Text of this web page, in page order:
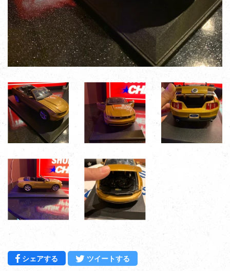
シェアする Facebookでシェアする
ツイートする